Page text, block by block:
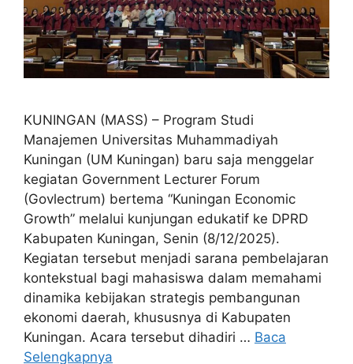
KUNINGAN (MASS) – Program Studi
Manajemen Universitas Muhammadiyah
Kuningan (UM Kuningan) baru saja menggelar
kegiatan Government Lecturer Forum
(Govlectrum) bertema “Kuningan Economic
Growth” melalui kunjungan edukatif ke DPRD
Kabupaten Kuningan, Senin (8/12/2025).
Kegiatan tersebut menjadi sarana pembelajaran
kontekstual bagi mahasiswa dalam memahami
dinamika kebijakan strategis pembangunan
ekonomi daerah, khususnya di Kabupaten
Kuningan. Acara tersebut dihadiri … Baca
Selengkapnya